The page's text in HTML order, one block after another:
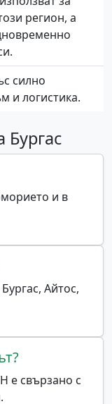
регион, а
силно
и логистика.
и в
Айтос,
е свързано с